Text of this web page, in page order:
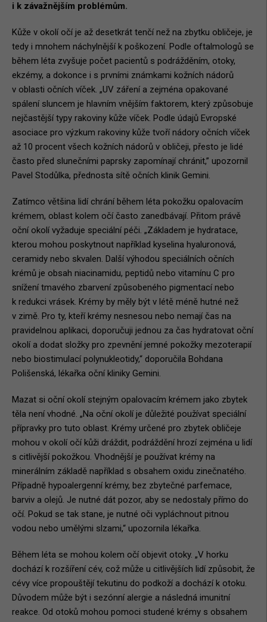
i k závažnějším problémům.
Kůže v okolí očí je až desetkrát tenčí než na zbytku obličeje, je
tedy i mnohem náchylnější k poškození. Podle oftalmologů se
během léta zvyšuje počet pacientů s podrážděním, otoky,
ekzémy, a dokonce i s prvními známkami kožních nádorů
v oblasti očních víček. „UV záření a zejména opakované
spálení sluncem je hlavním vnějším faktorem, který způsobuje
nejčastější typy rakoviny kůže víček. Podle údajů Evropské
asociace pro výzkum rakoviny kůže tvoří nádory očních víček
až 10 procent všech kožních nádorů v obličeji, přesto je lidé
často před slunečními paprsky zapomínají chránit,” upozornil
Pavel Stodůlka, přednosta sítě očních klinik Gemini.
Zatímco většina lidí chrání během léta pokožku opalovacím
krémem, oblast kolem očí často zanedbávají. Přitom právě
oční okolí vyžaduje speciální péči. „Základem je hydratace,
kterou mohou poskytnout například kyselina hyaluronová,
ceramidy nebo skvalen. Další výhodou speciálních očních
krémů je obsah niacinamidu, peptidů nebo vitamínu C pro
snížení tmavého zbarvení způsobeného pigmentací nebo
k redukci vrásek. Krémy by měly být v létě méně hutné než
v zimě. Pro ty, kteří krémy nesnesou nebo nemají čas na
pravidelnou aplikaci, doporučuji jednou za čas hydratovat oční
okolí a dodat složky pro zpevnění jemné pokožky mezoterapií
nebo biostimulací polynukleotidy,“ doporučila Bohdana
Polišenská, lékařka oční kliniky Gemini.
Mazat si oční okolí stejným opalovacím krémem jako zbytek
těla není vhodné. „Na oční okolí je důležité používat speciální
přípravky pro tuto oblast. Krémy určené pro zbytek obličeje
mohou v okolí očí kůži dráždit, podráždění hrozí zejména u lidí
s citlivější pokožkou. Vhodnější je používat krémy na
minerálním základě například s obsahem oxidu zinečnatého.
Případně hypoalergenní krémy, bez zbytečné parfemace,
barviv a olejů. Je nutné dát pozor, aby se nedostaly přímo do
očí. Pokud se tak stane, je nutné oči vypláchnout pitnou
vodou nebo umělými slzami,“ upozornila lékařka.
Během léta se mohou kolem očí objevit otoky. „V horku
dochází k rozšíření cév, což může u citlivějších lidí způsobit, že
cévy více propouštějí tekutinu do podkoží a dochází k otoku.
Důvodem může být i sezónní alergie a následná imunitní
reakce. Od otoků mohou pomoci studené krémy s obsahem